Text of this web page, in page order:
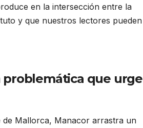
en la intersección entre la
y que nuestros lectores pueden
problemática que urge
de Mallorca, Manacor arrastra un